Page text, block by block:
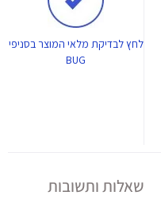
לחץלבדיקת מלאי המוצר בסניפי
BUG
שאלות ותשובות